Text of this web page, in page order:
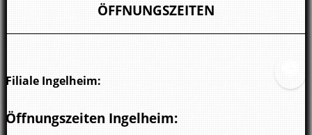
ÖFFNUNGSZEITEN
Filiale Ingelheim:
Öffnungszeiten Ingelheim: